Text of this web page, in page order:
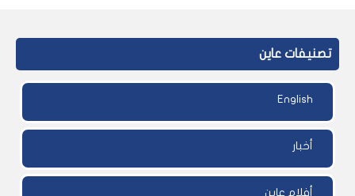
تصنيفات عاين
English
أخبار
أفلام عاين